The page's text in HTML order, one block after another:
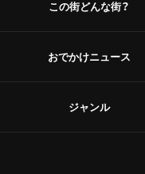
この街どんな街？
おでかけニュース
ジャンル